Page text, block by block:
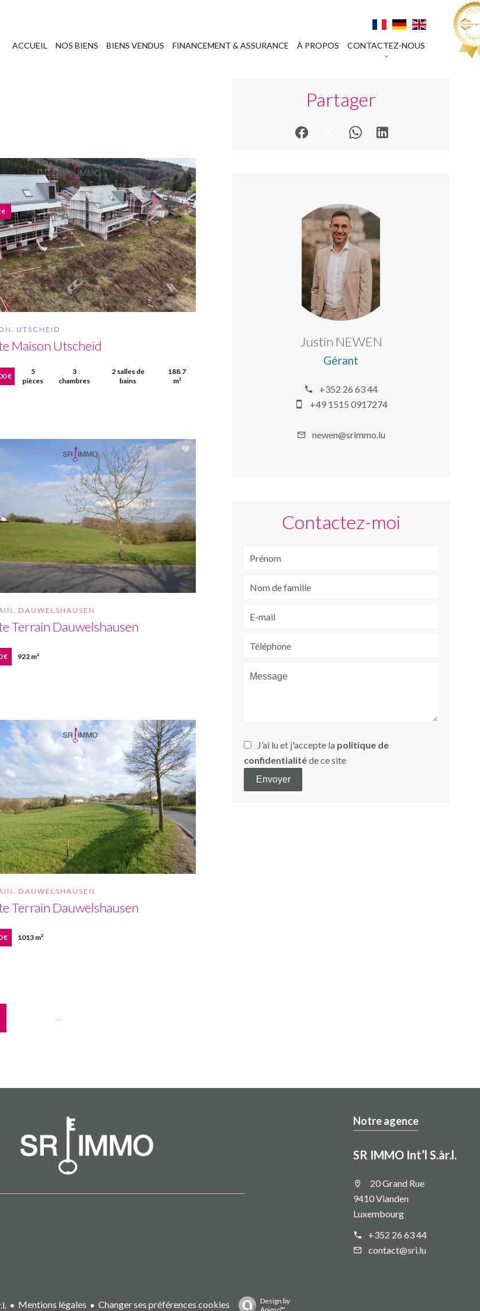
ACCUEIL NOS BIENS BIENS VENDUS FINANCEMENT & ASSURANCE À PROPOS CONTACTEZ-NOUS
UTSCHEID
Maison Utscheid
€
5
pièces
3
chambres
2 salles de
bains
188.7
m²
DAUWELSHAUSEN
Terrain Dauwelshausen
€ 922 m²
DAUWELSHAUSEN
Terrain Dauwelshausen
€ 1013 m²
Partager
Justin NEWEN
Gérant
+352 26 63 44
+49 1515 0917274
newen@srimmo.lu
Contactez-moi
J’ai lu et j'accepte la politique de
confidentialitéde ce site
Envoyer
Notre agence
SR IMMO Int’l S.àr.l.
20 Grand Rue
9410 Vianden
Luxembourg
+352 26 63 44
contact@sri.lu
Mentions légales Changer ses préférences cookies
Design by